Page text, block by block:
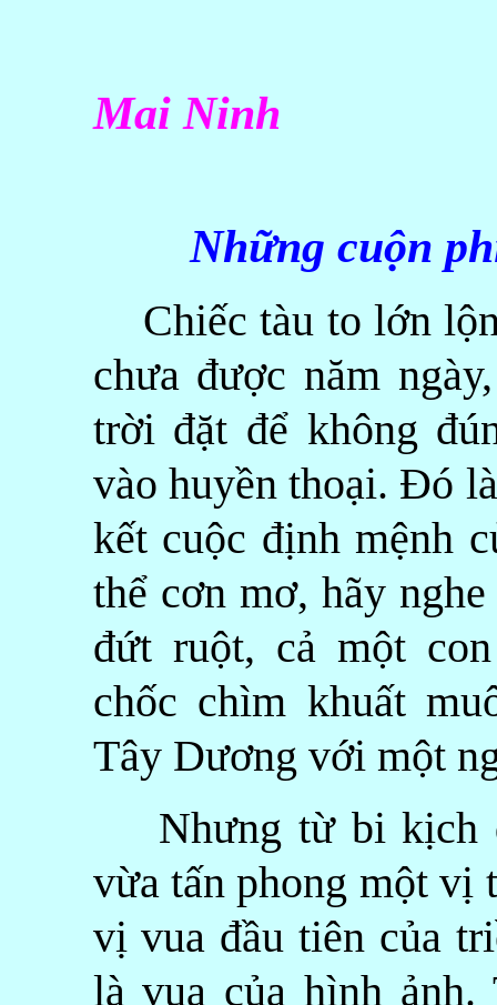
Mai Ninh
Những cuộn
Chiếc tàu to lớn
chưa được năm
trời đặt để không
vào huyền thoại. Đó
kết cuộc định mệnh
thể cơn mơ, hãy
đứt ruột, cả một
chốc chìm khuất
Tây Dương với một
Nhưng từ bi kịch
vừa tấn phong một vị
vị vua đầu tiên của
là vua của hình ảnh.